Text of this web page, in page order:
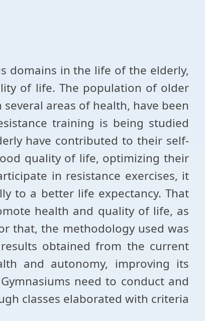
domains in the life of the elderly,
of life. The population of older
areas of health, have been
training is being studied
have contributed to their self-
quality of life, optimizing their
in resistance exercises, it
to a better life expectancy. That
health and quality of life, as
that, the methodology used was
obtained from the current
and autonomy, improving its
need to conduct and
classes elaborated with criteria